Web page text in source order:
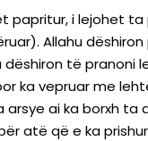
i lejohet ta
Allahu
të pranoni
ka vepruar me
ai ka borxh
atë që e ka